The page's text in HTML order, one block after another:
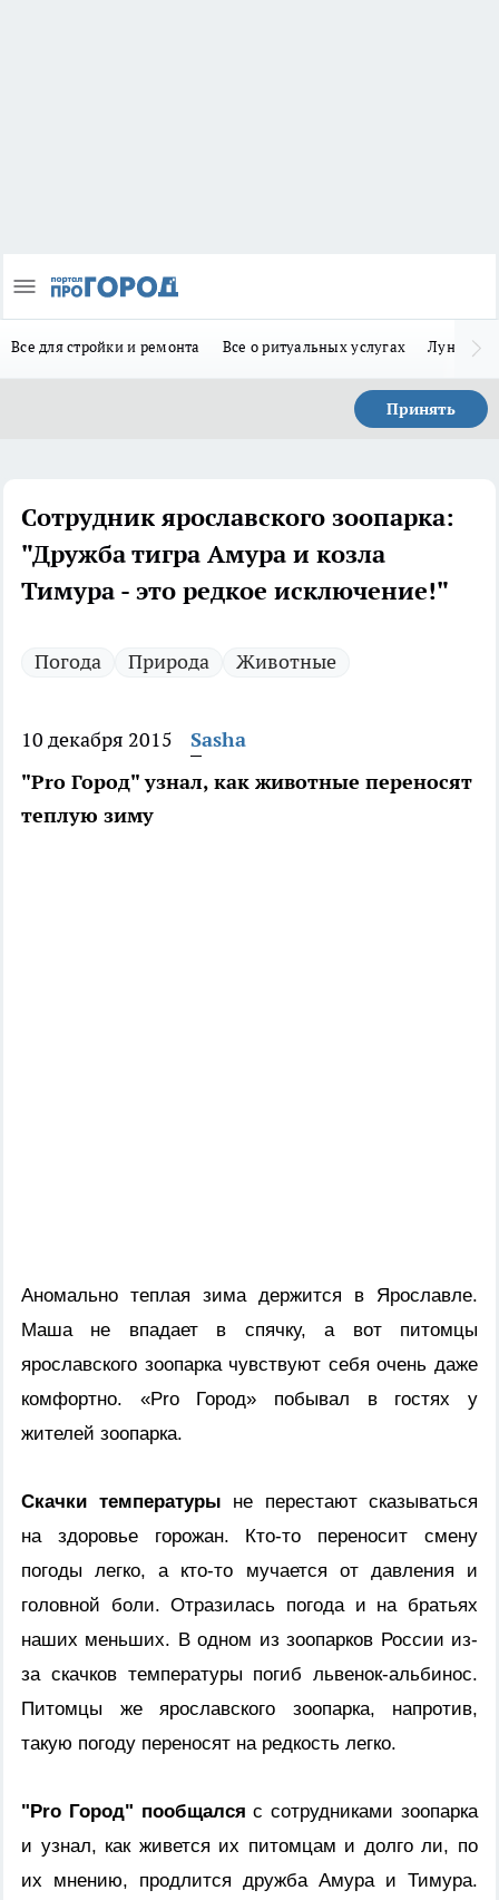
Все для стройки и ремонта Все о ритуальных услугах Лунно-
Принять
Сотрудник ярославского зоопарка:
"Дружба тигра Амура и козла
Тимура - это редкое исключение!"
Погода Природа Животные
10 декабря 2015
Sasha
"Pro Город" узнал, как животные переносят
теплую зиму
Аномально теплая зима держится в Ярославле.
Маша не впадает в спячку, а вот питомцы
ярославского зоопарка чувствуют себя очень даже
комфортно. «Pro Город» побывал в гостях у
жителей зоопарка.
Скачки температуры не перестают сказываться
на здоровье горожан. Кто-то переносит смену
погоды легко, а кто-то мучается от давления и
головной боли. Отразилась погода и на братьях
наших меньших. В одном из зоопарков России из-
за скачков температуры погиб львенок-альбинос.
Питомцы же ярославского зоопарка, напротив,
такую погоду переносят на редкость легко.
" Pro Город" пообщался с сотрудниками зоопарка
и узнал, как живется их питомцам и долго ли, по
их мнению, продлится дружба Амура и Тимура.